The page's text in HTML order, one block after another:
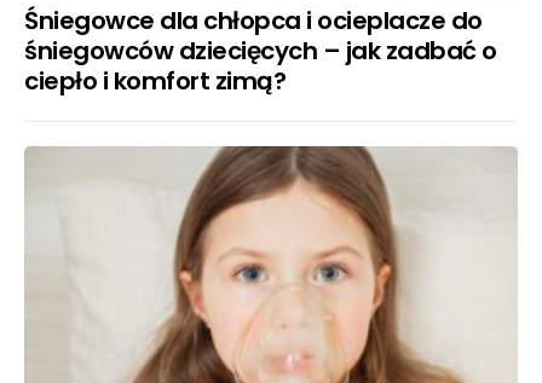
Śniegowce dla chłopca i ocieplacze do
śniegowców dziecięcych – jak zadbać o
ciepło i komfort zimą?